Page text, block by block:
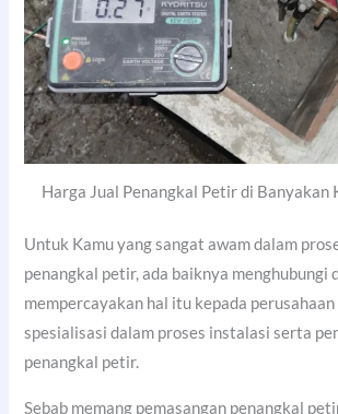
Harga Jual Penangkal Petir di Banyakan
Untuk Kamu yang sangat awam dalam
penangkal petir, ada baiknya menghubungi
mempercayakan hal itu kepada
spesialisasi dalam proses instalasi serta
penangkal petir.
Sebab memang pemasangan penangkal